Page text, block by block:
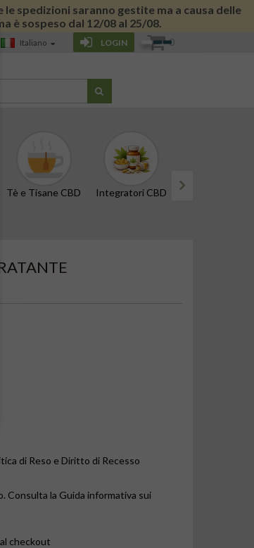
spedizioni saranno gestite ma a causa delle
è sospeso dal 12/08 al 25/08.
Italiano LOGIN 0
Tè e Tisane CBD Integratori CBD
di Reso e Diritto di Recesso
Consulta la Guida informativa sui
checkout